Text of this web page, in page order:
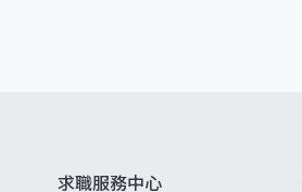
求職服務中心